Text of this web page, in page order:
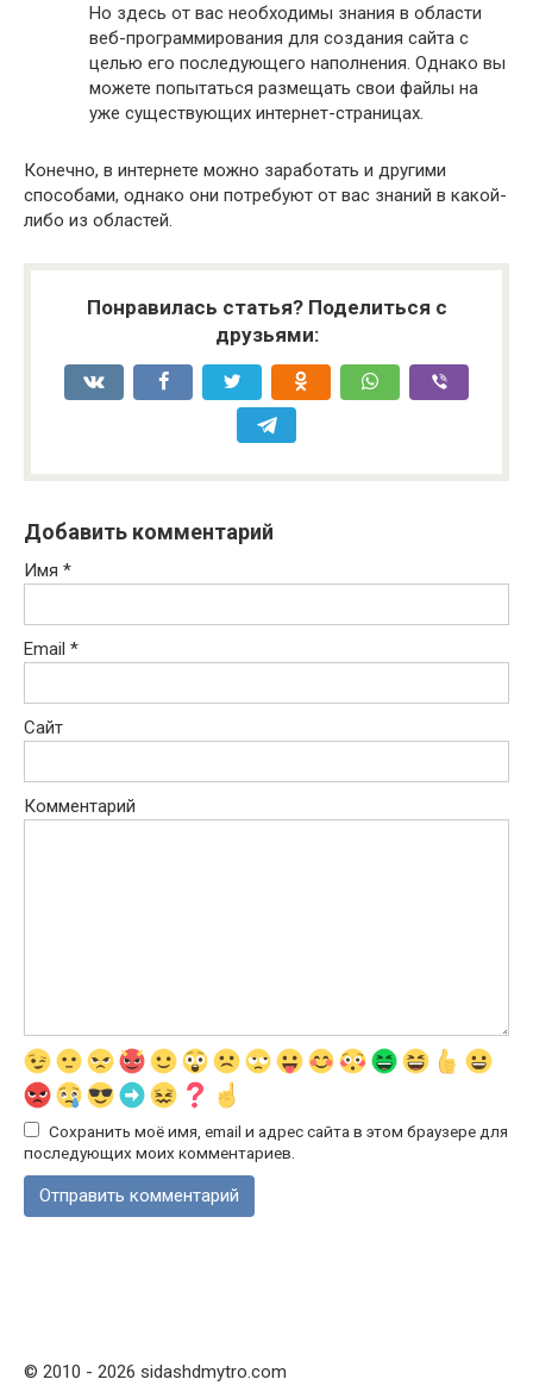
Но здесь от вас необходимы знания в области
веб-программирования для создания сайта с
целью его последующего наполнения. Однако вы
можете попытаться размещать свои файлы на
уже существующих интернет-страницах.
Конечно, в интернете можно заработать и другими
способами, однако они потребуют от вас знаний в какой-
либо из областей.
Понравилась статья? Поделиться с
друзьями:
Добавить комментарий
Имя *
Email *
Сайт
Комментарий
Сохранить моё имя, email и адрес сайта в этом браузере для
последующих моих комментариев.
© 2010 - 2026 sidashdmytro.com